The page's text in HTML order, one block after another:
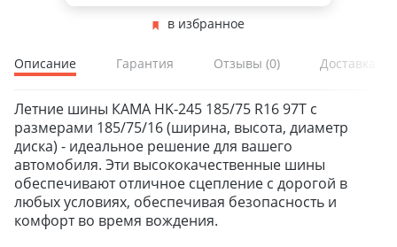
в избранное
Описание Гарантия Отзывы (0) Доставка и
Летние шины КАМА HK-245 185/75 R16 97T с
размерами 185/75/16 (ширина, высота, диаметр
диска) - идеальное решение для вашего
автомобиля. Эти высококачественные шины
обеспечивают отличное сцепление с дорогой в
любых условиях, обеспечивая безопасность и
комфорт во время вождения.